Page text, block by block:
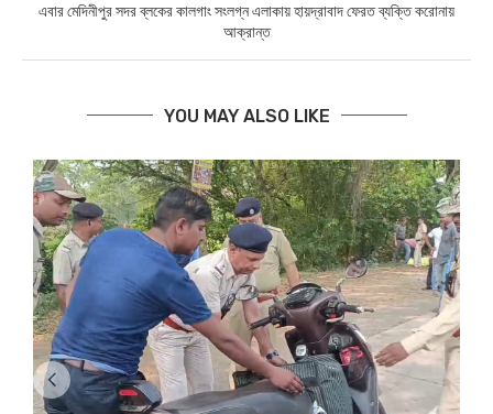
এবার মেদিনীপুর সদর ব্লকের কালগাং সংলগ্ন এলাকায় হায়দ্রাবাদ ফেরত ব্যক্তি করোনায়
আক্রান্ত
YOU MAY ALSO LIKE